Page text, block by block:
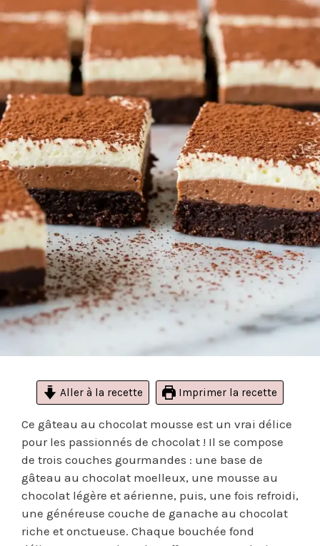
Aller à la recette Imprimer la recette
Ce gâteau au chocolat mousse est un vrai délice
pour les passionnés de chocolat ! Il se compose
de trois couches gourmandes : une base de
gâteau au chocolat moelleux, une mousse au
chocolat légère et aérienne, puis, une fois refroidi,
une généreuse couche de ganache au chocolat
riche et onctueuse. Chaque bouchée fond